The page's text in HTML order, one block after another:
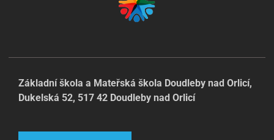
Základní škola a Mateřská škola Doudleby nad Orlicí,
Dukelská 52, 517 42 Doudleby nad Orlicí